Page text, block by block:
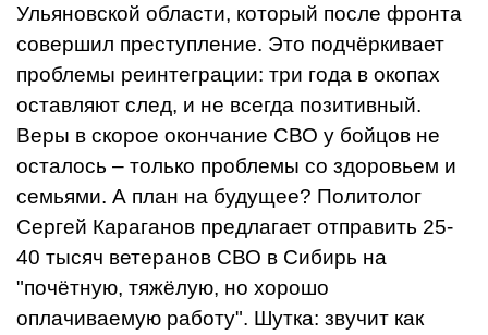
Ульяновской области, который после фронта
совершил преступление. Это подчёркивает
проблемы реинтеграции: три года в окопах
оставляют след, и не всегда позитивный.
Веры в скорое окончание СВО у бойцов не
осталось – только проблемы со здоровьем и
семьями. А план на будущее? Политолог
Сергей Караганов предлагает отправить 25-
40 тысяч ветеранов СВО в Сибирь на
"почётную, тяжёлую, но хорошо
оплачиваемую работу". Шутка: звучит как